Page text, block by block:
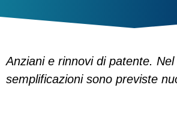
Anziani e rinnovi di patente.
semplificazioni sono previste